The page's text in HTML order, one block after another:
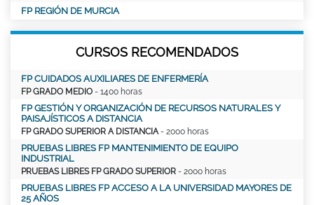
FP REGIÓN DE MURCIA
CURSOS RECOMENDADOS
FP CUIDADOS AUXILIARES DE ENFERMERÍA
FP GRADO MEDIO - 1400 horas
FP GESTIÓN Y ORGANIZACIÓN DE RECURSOS NATURALES Y
PAISAJÍSTICOS A DISTANCIA
FP GRADO SUPERIOR A DISTANCIA- 2000 horas
PRUEBAS LIBRES FP MANTENIMIENTO DE EQUIPO
INDUSTRIAL
PRUEBAS LIBRES FP GRADO SUPERIOR - 2000 horas
PRUEBAS LIBRES FP ACCESO A LA UNIVERSIDAD MAYORES DE
25 AÑOS